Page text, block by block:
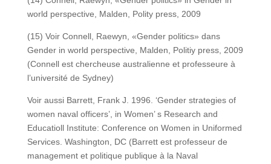
world perspective, Malden, Polity press, 2009
(15) Voir Connell, Raewyn, «Gender politics» dans
Gender in world perspective, Malden, Politiy press, 2009
(Connell est chercheuse australienne et professeure à
l’université de Sydney)
Voir aussi Barrett, Frank J. 1996. ‘Gender strategies of
women naval officers’, in Women’ s Research and
Educatioll Institute: Conference on Women in Uniformed
Services. Washington, DC (Barrett est professeur de
management et politique publique à la Naval